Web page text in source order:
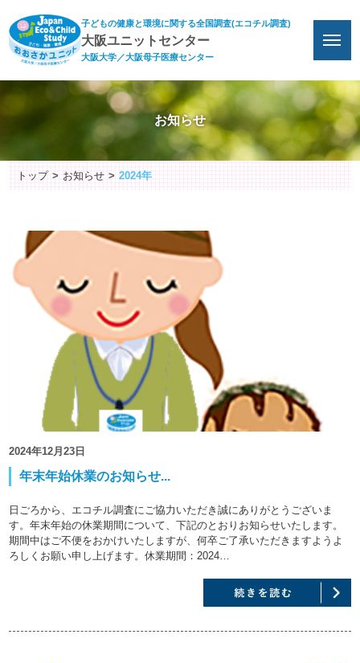
子どもの健康と環境に関する全国調査(エコチル調査)
大阪ユニットセンター
大阪大学／大阪母子医療センター
お知らせ
トップ お知らせ 2024年
2024年12月23日
年末年始休業のお知らせ...
日ごろから、エコチル調査にご協力いただき誠にありがとうございま
す。年末年始の休業期間について、下記のとおりお知らせいたします。
期間中はご不便をおかけいたしますが、何卒ご了承いただきますようよ
ろしくお願い申し上げます。休業期間：2024…